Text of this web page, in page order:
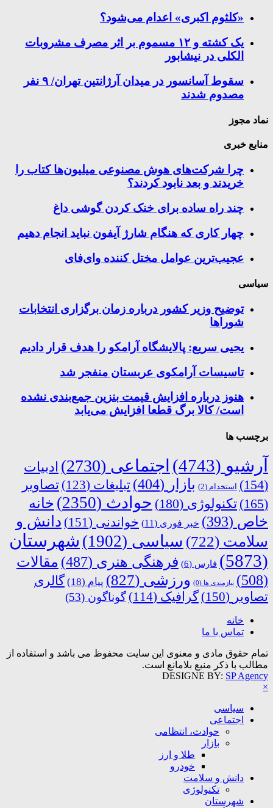
«کلثوم اکبری» اعدام می‌شود؟
یک کشته و ۱۲ مسموم بر اثر مصرف مشروبات
الکلی در نیشابور
سقوط آسانسور در میدان آرژانتین تهران/ ۹ نفر
مصدوم شدند
نماد مجوز
منابع خبری
چرا شرکت‌های هوش مصنوعی میلیون‌ها کتاب را
خریدند و بعد نابود کردند؟
چند راه‌ ساده برای خنک کردن گوشی داغ
چهار کاری که هنگام شارژ آیفون نباید انجام دهیم
عجیب‌ترین عوامل مختل کننده وای‌فای
سیاسی
توضیح وزیر کشور درباره زمان برگزاری انتخابات
شوراها
یحیی سریع: پالایشگاه آرامکو را هدف قرار دادیم
تاسیسات آرامکوی عربستان منفجر شد
هنوز درباره افزایش قیمت بنزین جمع‌بندی نشده
است/ کالا برگ قطعا افزایش می‌یابد
برچسب ها
آرشیو (4743) اجتماعی (2730)
ادبیات
(154)
استخدام (2) بازار (404) تبلیغات (123)
تصاویر
(165)
تکنولوژی (180) حوادث (2350)
خانه
خاص (393) خبر فوری (11) خواندنی (151)
دانش و
سلامت (722) سیاسی (1902)
شهرستان
(5873)
فارس (6) فرهنگی هنری (487)
مقالات
(508)
نیازمندی ها (0) ورزشی (827) پیام (18)
گالری
تصاویر (150) گرافیک (114) گوناگون (53)
خانه
تماس با ما
تمام حقوق مادی و معنوی این سایت محفوظ می باشد و استفاده از
مطالب با ذکر منبع بلامانع است.
DESIGNE BY: SP Agency
×
سیاسی
اجتماعی
حوادث، انتظامی
بازار
طلا و ارز
خودرو
دانش و سلامت
تکنولوژی
شهرستان